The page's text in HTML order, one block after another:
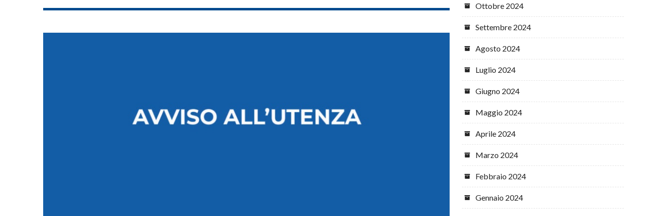
Ottobre 2024
Settembre 2024
Agosto 2024
Luglio 2024
Giugno 2024
Maggio 2024
Aprile 2024
Marzo 2024
Febbraio 2024
Gennaio 2024